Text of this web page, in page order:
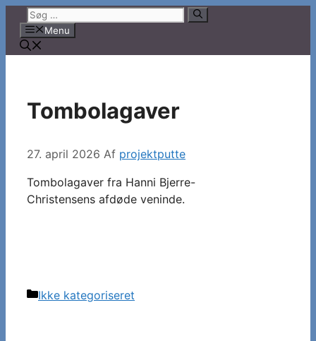
indhold
Søg
efter:Menu
Tombolagaver
27. april 2026 Af projektputte
Tombolagaver fra Hanni Bjerre-
Christensens afdøde veninde.
Kategorier
Ikke kategoriseret